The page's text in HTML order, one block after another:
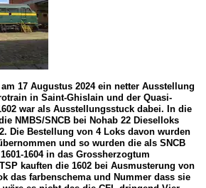
17 Augustus 2024 ein netter Ausstellung
in Saint-Ghislain und der Quasi-
war als Ausstellungsstuck dabei. In die
NMBS/SNCB bei Nohab 22 Dieselloks
Die Bestellung von 4 Loks davon wurden
und so wurden die als SNCB
1604 in das Grossherzogtum
kauften die 1602 bei Ausmusterung von
das farbenschema und Nummer dass sie